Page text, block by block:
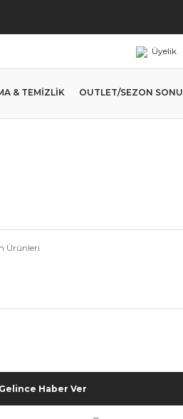
Üyelik
& TEMİZLİK OUTLET/SEZON SONU
Ürünleri
Gelince Haber Ver